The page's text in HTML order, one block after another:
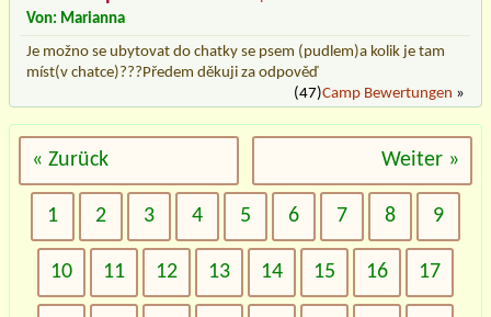
Von: Marianna
Je možno se ubytovat do chatky se psem (pudlem)a kolik je tam
míst(v chatce)???Předem děkuji za odpověď
(47)Camp Bewertungen »
« Zurück Weiter »
1 2 3 4 5 6 7 8 9
10 11 12 13 14 15 16 17